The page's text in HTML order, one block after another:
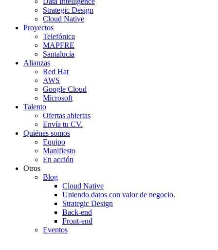
Strategic Design
Cloud Native
Proyectos
Telefónica
MAPFRE
Santalucía
Alianzas
Red Hat
AWS
Google Cloud
Microsoft
Talento
Ofertas abiertas
Envía tu CV.
Quiénes somos
Equipo
Manifiesto
En acción
Otros
Blog
Cloud Native
Uniendo datos con valor de negocio.
Strategic Design
Back-end
Front-end
Eventos